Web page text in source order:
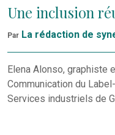
Une inclusion
Par La rédaction de
Elena Alonso, graphiste
Communication du
Services industriels de